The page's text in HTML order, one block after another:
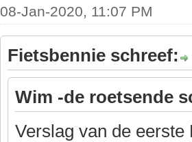
08-Jan-2020, 11:07 PM
Fietsbennie schreef:
Wim -de roetsende
Verslag van de